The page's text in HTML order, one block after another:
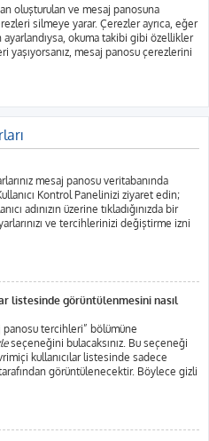
oluşturulan ve mesaj panosuna
silmeye yarar. Çerezler ayrıca, eğer
okuma takibi gibi özellikler
yaşıyorsanız, mesaj panosu çerezlerini
mesaj panosu veritabanında
Kontrol Panelinizi ziyaret edin;
adınızın üzerine tıkladığınızda bir
ve tercihlerinizi değiştirme izni
listesinde görüntülenmesini nasıl
panosu tercihleri” bölümüne
seçeneğini bulacaksınız. Bu seçeneği
kullanıcılar listesinde sadece
görüntülenecektir. Böylece gizli